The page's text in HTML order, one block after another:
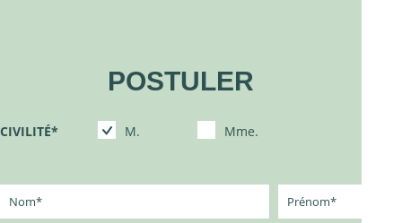
POSTULER
CIVILITÉ* M. Mme.